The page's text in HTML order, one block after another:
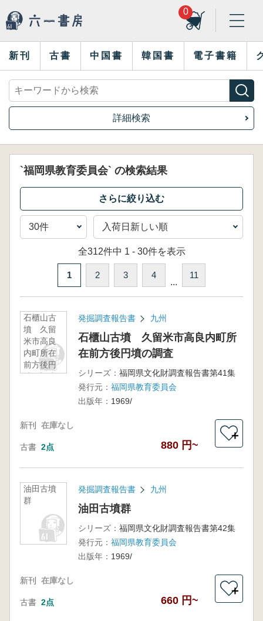
0
新刊 古書 中国書 韓国書 電子書籍
詳細検索
`福岡県教育委員会` の検索結果
全312件中 1 - 30件を表示
1 2 3 4
...
11
石櫃山古
墳 久留
米市高良
内町所在
前方後円
墳の調査
発掘調査報告書 九州
石櫃山古墳 久留米市高良内町所
在前方後円墳の調査
シリーズ： 福岡県文化財調査報告書第41集
発行元： 福岡県教育委員会
出版年： 1969/
新刊 在庫なし
古書 2点 880 円~
＋
油田古墳
群
発掘調査報告書 九州
油田古墳群
シリーズ： 福岡県文化財調査報告書第42集
発行元： 福岡県教育委員会
出版年： 1969/
新刊 在庫なし
古書 2点 660 円~
＋